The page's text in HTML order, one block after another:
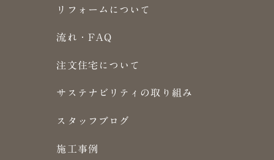
リフォームについて
流れ・FAQ
注文住宅について
サステナビリティの取り組み
スタッフブログ
施工事例